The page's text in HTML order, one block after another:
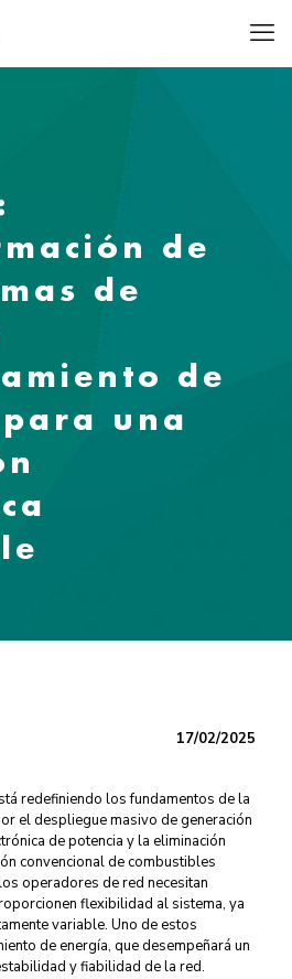
de
de
de
una
17/02/2025
redefiniendo los fundamentos de la
el despliegue masivo de generación
de potencia y la eliminación
convencional de combustibles
operadores de red necesitan
flexibilidad al sistema, ya
variable. Uno de estos
de energía, que desempeñará un
y fiabilidad de la red.